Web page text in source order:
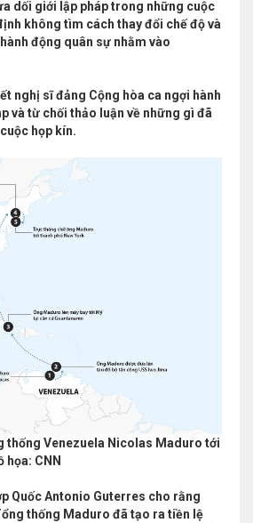
dối giới lập pháp trong những cuộc
không tìm cách thay đổi chế độ và
động quân sự nhằm vào
nghị sĩ đảng Cộng hòa ca ngợi hành
và từ chối thảo luận về những gì đã
họp kín.
thống Venezuela Nicolas Maduro tới
họa: CNN
Quốc Antonio Guterres cho rằng
thống Maduro đã tạo ra tiền lệ